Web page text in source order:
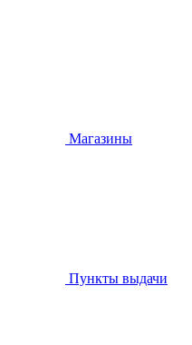
Магазины
Пункты выдачи